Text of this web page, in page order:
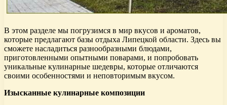
В этом разделе мы погрузимся в мир вкусов и ароматов,
которые предлагают базы отдыха Липецкой области. Здесь вы
сможете насладиться разнообразными блюдами,
приготовленными опытными поварами, и попробовать
уникальные кулинарные шедевры, которые отличаются
своими особенностями и неповторимым вкусом.
Изысканные кулинарные композиции